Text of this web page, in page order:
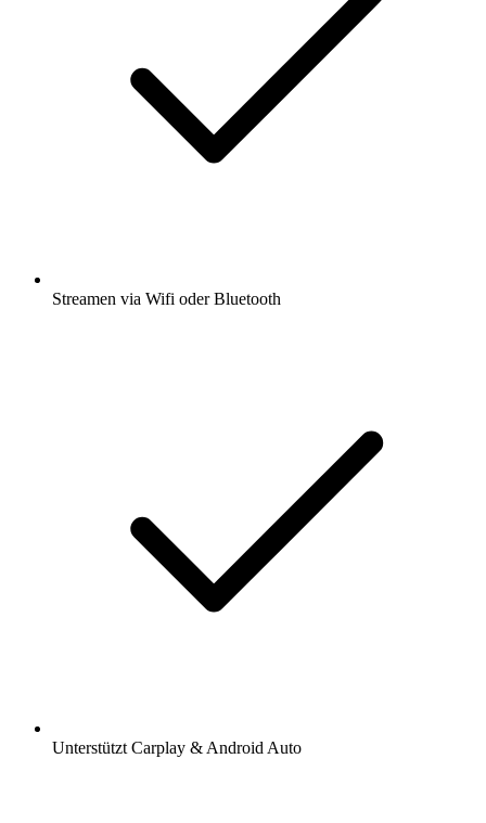
Streamen via Wifi oder Bluetooth
Unterstützt Carplay & Android Auto